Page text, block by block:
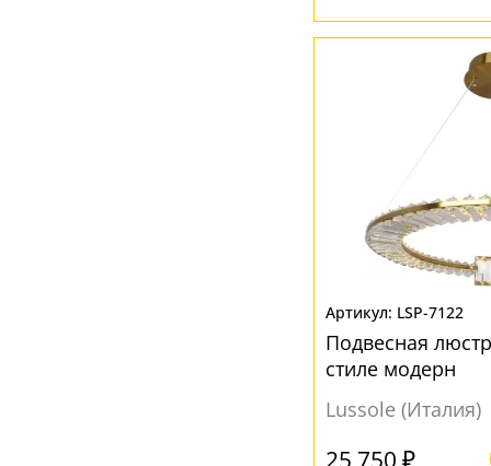
LSP-7122
Подвесная
стиле модерн
Lussole (Италия)
25 750 ₽